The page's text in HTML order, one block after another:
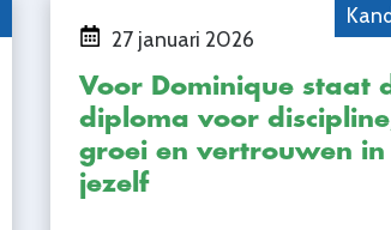
27 januari 2026
Voor Dominique staat
diploma voor
groei en vertrouwen in
jezelf